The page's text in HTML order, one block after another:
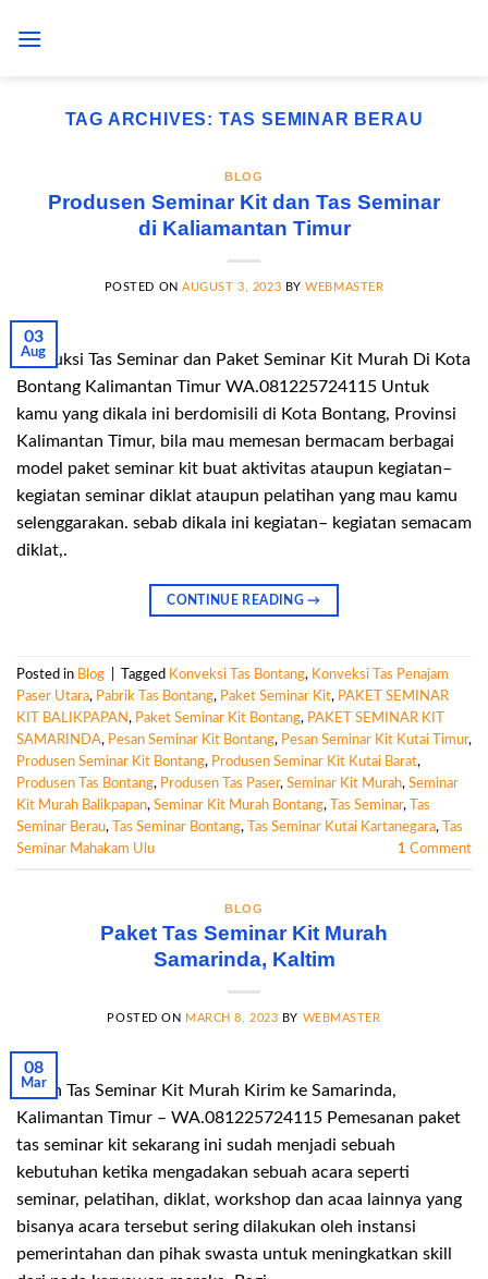
TAG ARCHIVES: TAS SEMINAR BERAU
BLOG
Produsen Seminar Kit dan Tas Seminar
di Kaliamantan Timur
POSTED ONAUGUST 3, 2023 BYWEBMASTER
03
Aug
Produksi Tas Seminar dan Paket Seminar Kit Murah Di Kota
Bontang Kalimantan Timur WA.081225724115 Untuk
kamu yang dikala ini berdomisili di Kota Bontang, Provinsi
Kalimantan Timur, bila mau memesan bermacam berbagai
model paket seminar kit buat aktivitas ataupun kegiatan–
kegiatan seminar diklat ataupun pelatihan yang mau kamu
selenggarakan. sebab dikala ini kegiatan– kegiatan semacam
diklat,.
CONTINUE READING→
Posted in Blog Tagged Konveksi Tas Bontang, Konveksi Tas Penajam
Paser Utara, Pabrik Tas Bontang, Paket Seminar Kit, PAKET SEMINAR
KIT BALIKPAPAN, Paket Seminar Kit Bontang, PAKET SEMINAR KIT
SAMARINDA, Pesan Seminar Kit Bontang, Pesan Seminar Kit Kutai Timur,
Produsen Seminar Kit Bontang, Produsen Seminar Kit Kutai Barat,
Produsen Tas Bontang, Produsen Tas Paser, Seminar Kit Murah, Seminar
Kit Murah Balikpapan, Seminar Kit Murah Bontang, Tas Seminar,
Tas
Seminar Berau, Tas Seminar Bontang, Tas Seminar Kutai Kartanegara,
Tas
Seminar Mahakam Ulu
1 Comment
BLOG
Paket Tas Seminar Kit Murah
Samarinda, Kaltim
POSTED ON MARCH 8, 2023 BY WEBMASTER
08
Mar
Pesan Tas Seminar Kit Murah Kirim ke Samarinda,
Kalimantan Timur – WA.081225724115 Pemesanan paket
tas seminar kit sekarang ini sudah menjadi sebuah
kebutuhan ketika mengadakan sebuah acara seperti
seminar, pelatihan, diklat, workshop dan acaa lainnya yang
bisanya acara tersebut sering dilakukan oleh instansi
pemerintahan dan pihak swasta untuk meningkatkan skill